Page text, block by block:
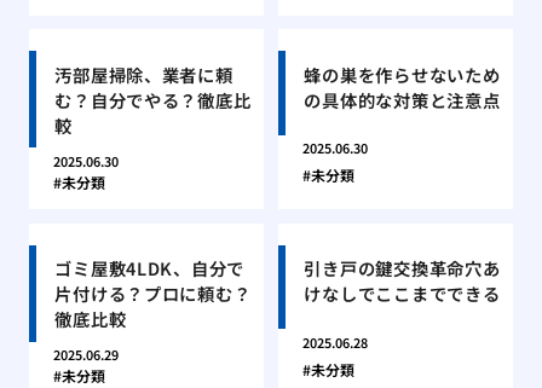
汚部屋掃除、業者に頼
む？自分でやる？徹底比
較
2025.06.30
未分類
蜂の巣を作らせないため
の具体的な対策と注意点
2025.06.30
未分類
ゴミ屋敷4LDK、自分で
片付ける？プロに頼む？
徹底比較
2025.06.29
未分類
引き戸の鍵交換革命穴あ
けなしでここまでできる
2025.06.28
未分類